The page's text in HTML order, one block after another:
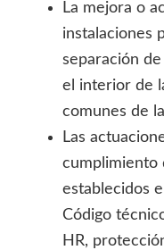
La mejora o
instalaciones
separación
el interior de
comunes de
Las
cumplimiento
establecidos
Código
HR,